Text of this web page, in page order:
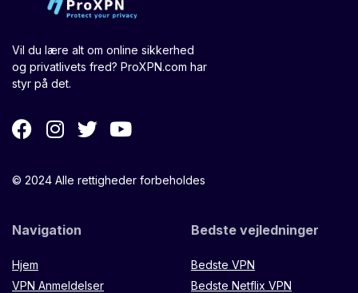
Vil du lære alt om online sikkerhed
og privatlivets fred? ProXPN.com har
styr på det.
© 2024 Alle rettigheder forbeholdes
Navigation
Hjem
VPN Anmeldelser
Bedste vejledninger
Bedste VPN
Bedste Netflix VPN